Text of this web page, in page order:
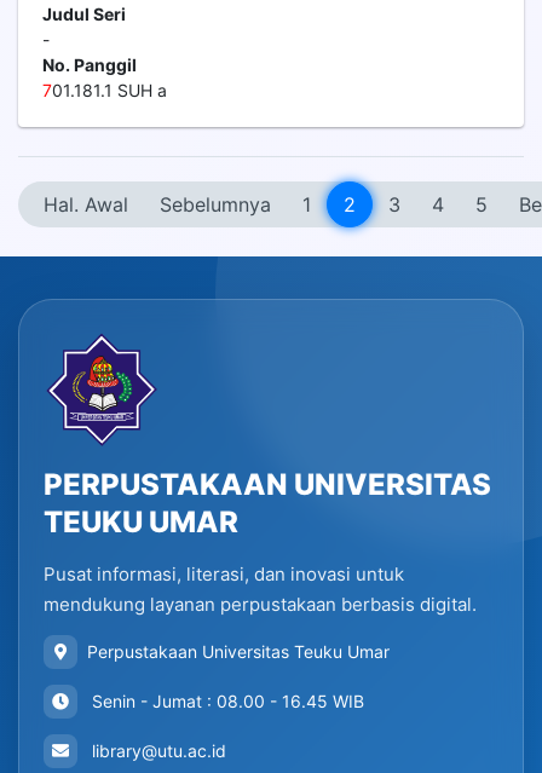
Judul Seri
-
No. Panggil
701.181.1 SUH a
Hal. Awal Sebelumnya 1 2 3 4 5
PERPUSTAKAAN UNIVERSITAS
TEUKU UMAR
Pusat informasi, literasi, dan inovasi untuk
mendukung layanan perpustakaan berbasis digital.
Perpustakaan Universitas Teuku Umar
Senin - Jumat : 08.00 - 16.45 WIB
library@utu.ac.id